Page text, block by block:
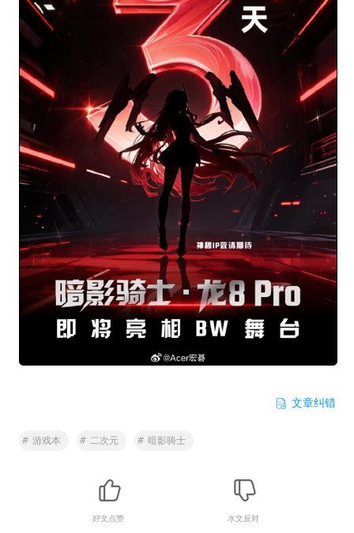
文章纠错
# 游戏本 # 二次元 # 暗影骑士
好文点赞 水文反对